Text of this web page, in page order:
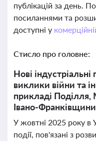
публікацій за день.
посиланнями та
доступні у
Стисло про головне:
Нові
виклики війни та
прикладі
Івано-Франківщини
У жовтні 2025 року в
події, пов'язані з